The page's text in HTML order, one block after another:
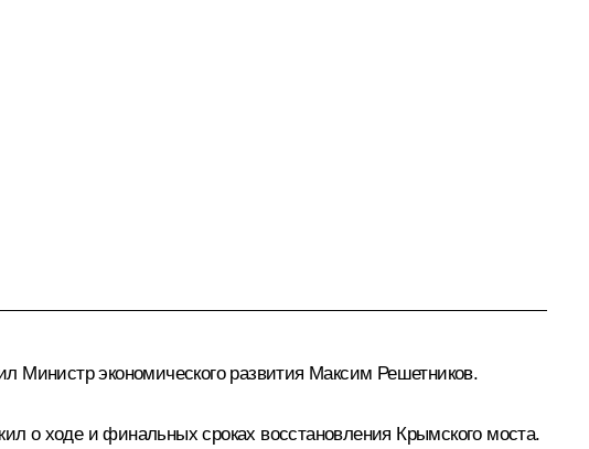
Министр экономического развития Максим Решетников.
о ходе и финальных сроках восстановления Крымского моста.